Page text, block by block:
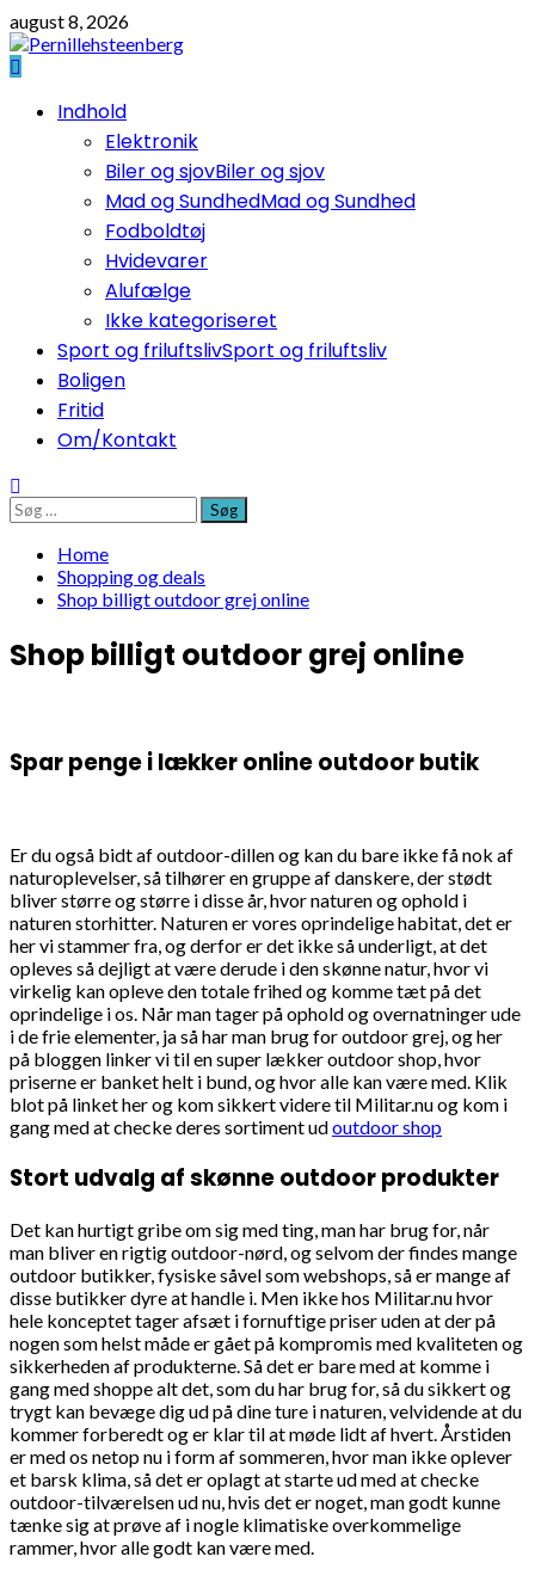
Skip
to
content
august 8, 2026
PrimaryIndhold
Elektronik
Biler og sjovBiler og sjov
Mad og SundhedMad og Sundhed
Fodboldtøj
Hvidevarer
Alufælge
Ikke kategoriseret
Sport og friluftslivSport og friluftsliv
Boligen
Fritid
Om/Kontakt
Søg
efter:
Home
Shopping og deals
Shop billigt outdoor grej online
Shop billigt outdoor grej online
Spar penge i lækker online outdoor butik
Er du også bidt af outdoor-dillen og kan du bare ikke få nok af
naturoplevelser, så tilhører en gruppe af danskere, der stødt
bliver større og større i disse år, hvor naturen og ophold i
naturen storhitter. Naturen er vores oprindelige habitat, det er
her vi stammer fra, og derfor er det ikke så underligt, at det
opleves så dejligt at være derude i den skønne natur, hvor vi
virkelig kan opleve den totale frihed og komme tæt på det
oprindelige i os. Når man tager på ophold og overnatninger ude
i de frie elementer, ja så har man brug for outdoor grej, og her
på bloggen linker vi til en super lækker outdoor shop, hvor
priserne er banket helt i bund, og hvor alle kan være med. Klik
blot på linket her og kom sikkert videre til Militar.nu og kom i
gang med at checke deres sortiment udoutdoor shop
Stort udvalg af skønne outdoor produkter
Det kan hurtigt gribe om sig med ting, man har brug for, når
man bliver en rigtig outdoor-nørd, og selvom der findes mange
outdoor butikker, fysiske såvel som webshops, så er mange af
disse butikker dyre at handle i. Men ikke hos Militar.nu hvor
hele konceptet tager afsæt i fornuftige priser uden at der på
nogen som helst måde er gået på kompromis med kvaliteten og
sikkerheden af produkterne. Så det er bare med at komme i
gang med shoppe alt det, som du har brug for, så du sikkert og
trygt kan bevæge dig ud på dine ture i naturen, velvidende at du
kommer forberedt og er klar til at møde lidt af hvert. Årstiden
er med os netop nu i form af sommeren, hvor man ikke oplever
et barsk klima, så det er oplagt at starte ud med at checke
outdoor-tilværelsen ud nu, hvis det er noget, man godt kunne
tænke sig at prøve af i nogle klimatiske overkommelige
rammer, hvor alle godt kan være med.